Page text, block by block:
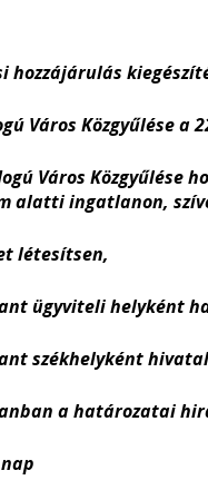
hozzájárulás
Város Közgyűlése
Város Közgyűlése
alatti ingatlanon,
létesítsen,
ügyviteli helyként
székhelyként
a határozatai